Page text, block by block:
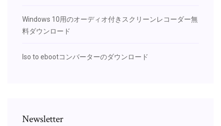
Windows 10用のオーディオ付きスクリーンレコーダー無
料ダウンロード
Iso to ebootコンバーターのダウンロード
Newsletter